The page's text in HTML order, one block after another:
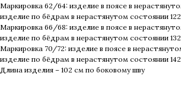
Маркировка 62/64: изделие в поясе в
изделие по бёдрам в нерастянутом состоянии
Маркировка 66/68: изделие в поясе в
изделие по бёдрам в нерастянутом состоянии
Маркировка 70/72: изделие в поясе в
изделие по бёдрам в нерастянутом состоянии
Длина изделия – 102 см по боковому шву